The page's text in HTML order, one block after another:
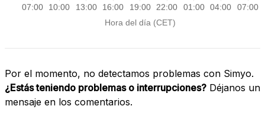
Por el momento, no detectamos problemas con Simyo.
¿Estás teniendo problemas o interrupciones? Déjanos un
mensaje en los comentarios.